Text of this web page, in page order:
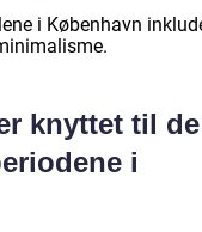
i København
knyttet til de
i